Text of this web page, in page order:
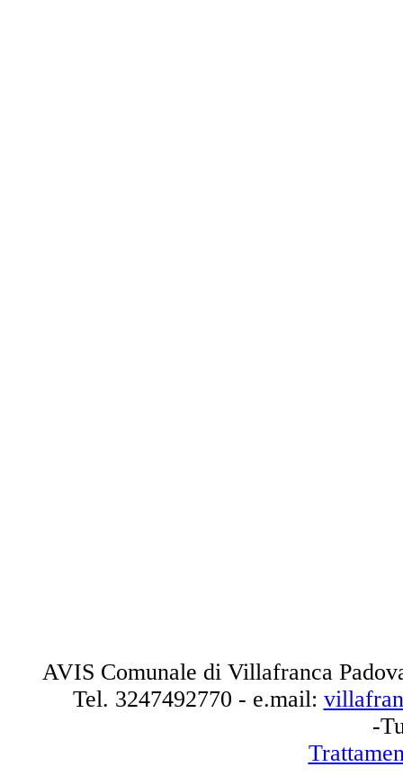
AVIS Comunale di Villafranca
Tel. 3247492770 - e.mail:
-